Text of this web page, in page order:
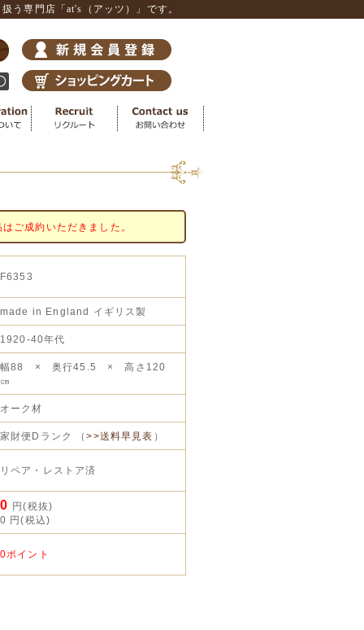
う専門店「at's（アッツ）」です。
はご成約いただきました。
F6353
made in England イギリス製
1920-40年代
幅88 × 奥行45.5 × 高さ120
㎝
オーク材
家財便Dランク （>>送料早見表 ）
リペア・レストア済
0 円(税抜)
0 円(税込)
0ポイント